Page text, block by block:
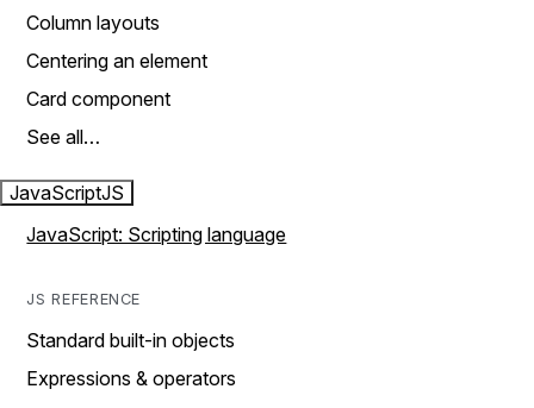
Column layouts
Centering an element
Card component
See all…
JavaScriptJS
JavaScript: Scripting language
JS REFERENCE
Standard built-in objects
Expressions & operators